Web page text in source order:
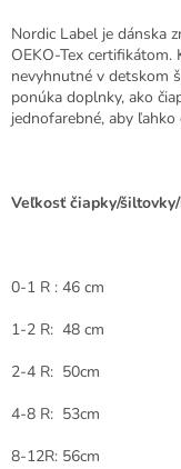
Nordic Label je dánska
OEKO-Tex certifikátom.
nevyhnutné v detskom
ponúka doplnky, ako
jednofarebné, aby
Veľkosť čiapky/
0-1 R : 46 cm
1-2 R: 48 cm
2-4 R: 50cm
4-8 R: 53cm
8-12R: 56cm